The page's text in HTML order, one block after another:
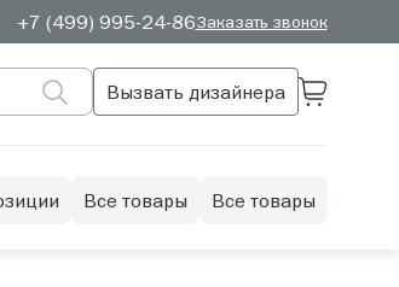
+7 (499) 995-24-86Заказать звонок
Вызвать дизайнера
Все товары Все товары